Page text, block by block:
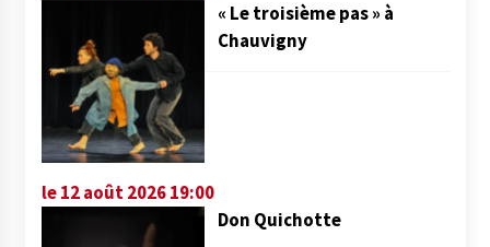
« Le troisième pas » à
Chauvigny
le 12 août 2026 19:00
Don Quichotte